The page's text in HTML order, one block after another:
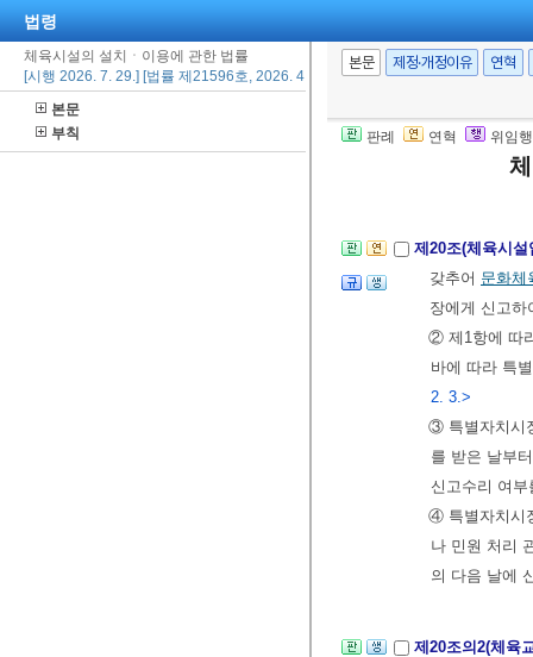
법령
체육시설의 설치ㆍ이용에 관한 법률
[시행 2026. 7. 29.] [법률 제21596호, 2026. 4. 28., 일부개정]
본문
부칙
본문 제정·개정이유 연혁
판례 연혁 위임
같다.<개정
중대통령령으
정하는 기간
제20조(체육시
갖추어 문화체
장에게 신고
② 제1항에 따
바에 따라 특
2. 3.>
③ 특별자치시
를 받은 날부
신고수리 여
④ 특별자치시
나 민원 처리
의 다음 날에
제20조의2(체육